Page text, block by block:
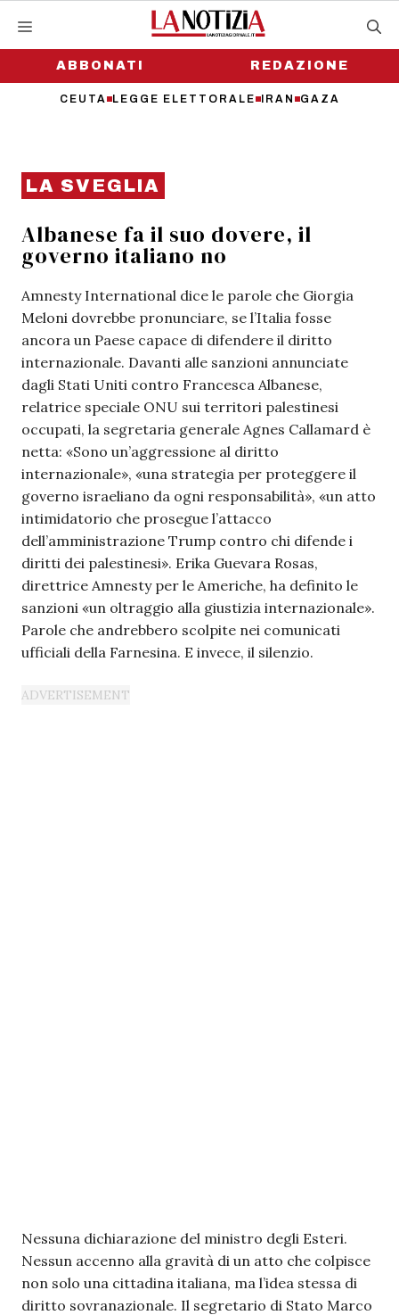
contenutoABBONATI
CEUTA LEGGE ELETTORALE IRAN GAZA
REDAZIONE
LA SVEGLIA
Albanese fa il suo dovere, il
governo italiano no
Amnesty International dice le parole che Giorgia
Meloni dovrebbe pronunciare, se l’Italia fosse
ancora un Paese capace di difendere il diritto
internazionale. Davanti alle sanzioni annunciate
dagli Stati Uniti contro Francesca Albanese,
relatrice speciale ONU sui territori palestinesi
occupati, la segretaria generale Agnes Callamard è
netta: «Sono un’aggressione al diritto
internazionale», «una strategia per proteggere il
governo israeliano da ogni responsabilità», «un atto
intimidatorio che prosegue l’attacco
dell’amministrazione Trump contro chi difende i
diritti dei palestinesi». Erika Guevara Rosas,
direttrice Amnesty per le Americhe, ha definito le
sanzioni «un oltraggio alla giustizia internazionale».
Parole che andrebbero scolpite nei comunicati
ufficiali della Farnesina. E invece, il silenzio.
Nessuna dichiarazione del ministro degli Esteri.
Nessun accenno alla gravità di un atto che colpisce
non solo una cittadina italiana, ma l’idea stessa di
diritto sovranazionale. Il segretario di Stato Marco